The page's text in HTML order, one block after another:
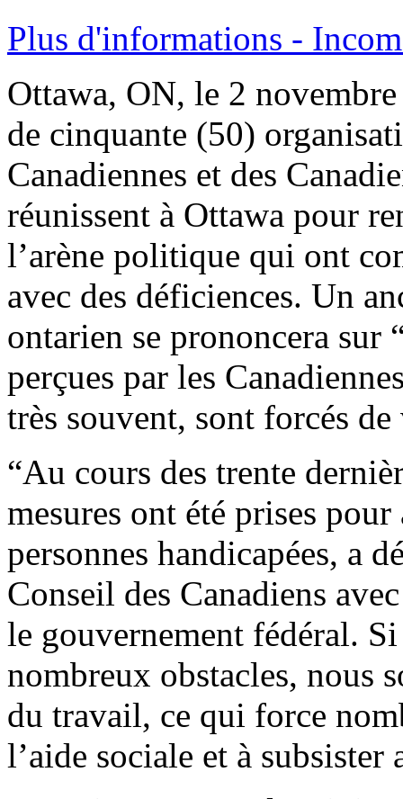
Plus d'informations -
Ottawa, ON, le 2
de cinquante (50)
Canadiennes et des
réunissent à Ottawa pour
l’arène politique qui ont
avec des déficiences. Un
ontarien se prononcera sur
perçues par les
très souvent, sont forcés
“Au cours des trente
mesures ont été prises
personnes handicapées, a
Conseil des Canadiens
le gouvernement fédéral.
nombreux obstacles, nous
du travail, ce qui force
l’aide sociale et à